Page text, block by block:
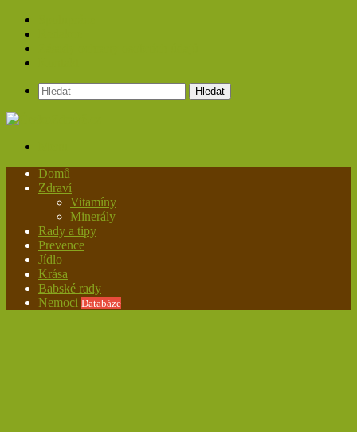
Hledat
Domů
Zdraví
Vitamíny
Minerály
Rady a tipy
Prevence
Jídlo
Krása
Babské rady
Nemoci Databáze